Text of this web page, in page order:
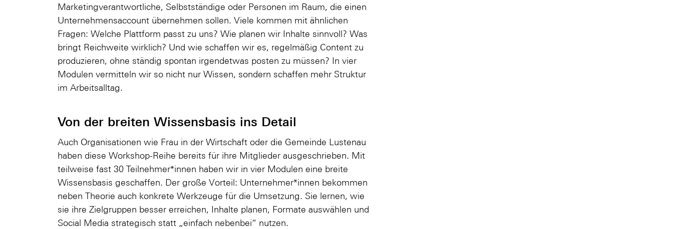
Marketingverantwortliche, Selbstständige oder Personen im Raum, die einen
Unternehmensaccount übernehmen sollen. Viele kommen mit ähnlichen
Fragen: Welche Plattform passt zu uns? Wie planen wir Inhalte sinnvoll? Was
bringt Reichweite wirklich? Und wie schaffen wir es, regelmäßig Content zu
produzieren, ohne ständig spontan irgendetwas posten zu müssen? In vier
Modulen vermitteln wir so nicht nur Wissen, sondern schaffen mehr Struktur
im Arbeitsalltag.
Von der breiten Wissensbasis ins Detail
Auch Organisationen wie Frau in der Wirtschaft oder die Gemeinde Lustenau
haben diese Workshop-Reihe bereits für ihre Mitglieder ausgeschrieben. Mit
teilweise fast 30 Teilnehmer*innen haben wir in vier Modulen eine breite
Wissensbasis geschaffen. Der große Vorteil: Unternehmer*innen bekommen
neben Theorie auch konkrete Werkzeuge für die Umsetzung. Sie lernen, wie
sie ihre Zielgruppen besser erreichen, Inhalte planen, Formate auswählen und
Social Media strategisch statt „einfach nebenbei“ nutzen.